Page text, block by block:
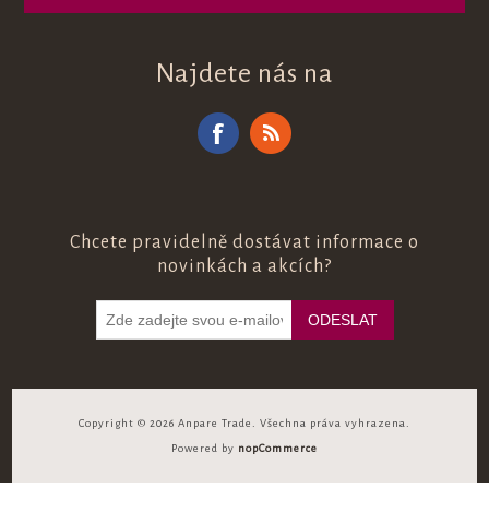
Najdete nás na
Chcete pravidelně dostávat informace o
novinkách a akcích?
Copyright © 2026 Anpare Trade. Všechna práva vyhrazena.
Powered by nopCommerce